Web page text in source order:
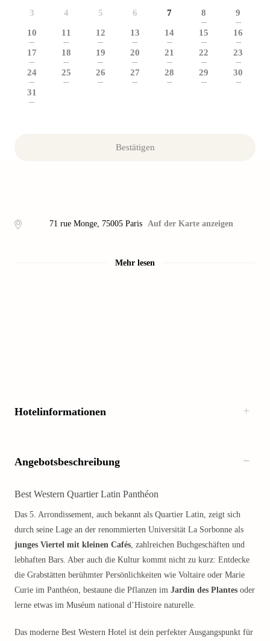
3 4 5 6 7 8
---
9
---
10
---
11
---
12
---
13
---
14
---
15
---
16
---
17
---
18
---
19
---
20
---
21
---
22
---
23
---
24
---
25
---
26
---
27
---
28
---
29
---
30
---
31
---
Bestätigen
71 rue Monge, 75005 Paris Auf der Karte anzeigen
Mehr lesen
Hotelinformationen
Angebotsbeschreibung
Best Western Quartier Latin Panthéon
Das 5. Arrondissement, auch bekannt als Quartier Latin, zeigt sich
durch seine Lage an der renommierten Universität La Sorbonne als
junges Viertel mit kleinen Cafés, zahlreichen Buchgeschäften und
lebhaften Bars. Aber auch die Kultur kommt nicht zu kurz: Entdecke
die Grabstätten berühmter Persönlichkeiten wie Voltaire oder Marie
Curie im Panthéon, bestaune die Pflanzen im Jardin des Plantes oder
lerne etwas im Muséum national d’Histoire naturelle.
Das moderne Best Western Hotel ist dein perfekter Ausgangspunkt für